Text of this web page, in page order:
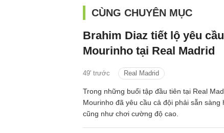
CÙNG CHUYÊN MỤC
Brahim Diaz tiết lộ yêu
Mourinho tại Real Madrid
49' trước Real Madrid
Trong những buổi tập đầu tiên tại Real
Mourinho đã yêu cầu cả đội phải sẵn sàng
cũng như chơi cường độ cao.